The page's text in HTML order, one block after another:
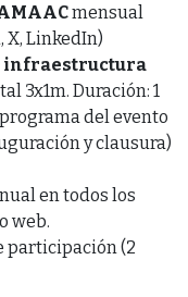
mensual
X, LinkedIn)
infraestructura
3x1m. Duración: 1
del evento
y clausura)
en todos los
web.
participación (2